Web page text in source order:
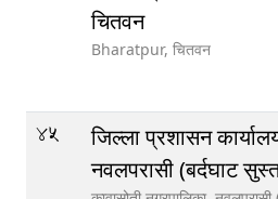
चितवन
Bharatpur, चितवन
45
जिल्ला प्रशासन
नवलपरासी (बर्दघाट